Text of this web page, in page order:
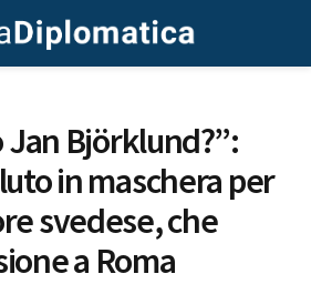
Jan Björklund?”:
in maschera per
svedese, che
a Roma